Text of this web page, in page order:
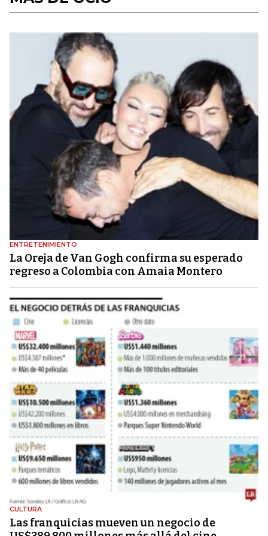
ENTRETENIMIENTO
La Oreja de Van Gogh confirma su esperado
regreso a Colombia con Amaia Montero
CULTURA
Las franquicias mueven un negocio de